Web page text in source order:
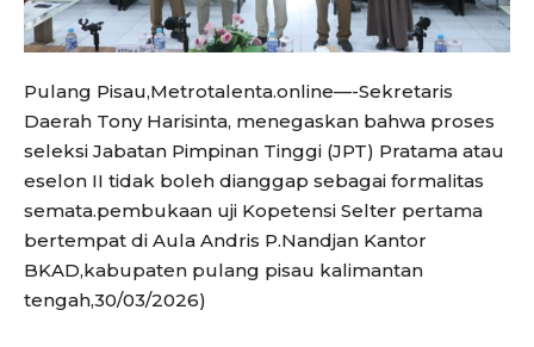
Pulang Pisau,Metrotalenta.online—-Sekretaris
Daerah Tony Harisinta, menegaskan bahwa proses
seleksi Jabatan Pimpinan Tinggi (JPT) Pratama atau
eselon II tidak boleh dianggap sebagai formalitas
semata.pembukaan uji Kopetensi Selter pertama
bertempat di Aula Andris P.Nandjan Kantor
BKAD,kabupaten pulang pisau kalimantan
tengah,30/03/2026)